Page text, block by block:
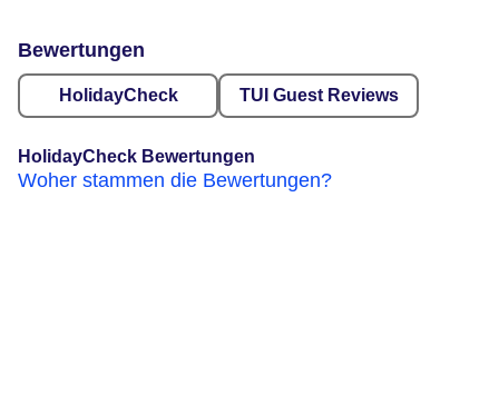
Bewertungen
HolidayCheck TUI Guest Reviews
HolidayCheck Bewertungen
Woher stammen die Bewertungen?